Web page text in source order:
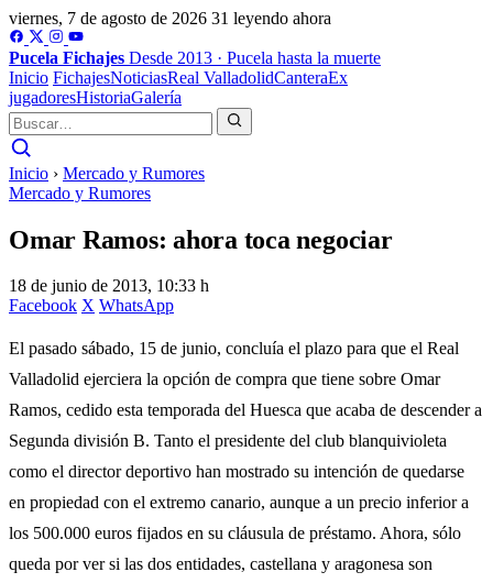
viernes, 7 de agosto de 2026 31 leyendo ahora
Pucela Fichajes Desde 2013 · Pucela hasta la muerte
Inicio FichajesNoticiasReal ValladolidCanteraEx
jugadoresHistoriaGalería
Inicio › Mercado y Rumores
Mercado y Rumores
Omar Ramos: ahora toca negociar
18 de junio de 2013, 10:33 h
Facebook X WhatsApp
El pasado sábado, 15 de junio, concluía el plazo para que el Real
Valladolid ejerciera la opción de compra que tiene sobre Omar
Ramos, cedido esta temporada del Huesca que acaba de descender a
Segunda división B. Tanto el presidente del club blanquivioleta
como el director deportivo han mostrado su intención de quedarse
en propiedad con el extremo canario, aunque a un precio inferior a
los 500.000 euros fijados en su cláusula de préstamo. Ahora, sólo
queda por ver si las dos entidades, castellana y aragonesa son